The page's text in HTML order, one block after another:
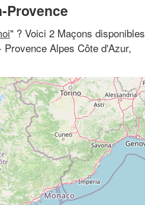
Provence
" ? Voici 2 Maçons disponibles
Alpes Côte d'Azur,